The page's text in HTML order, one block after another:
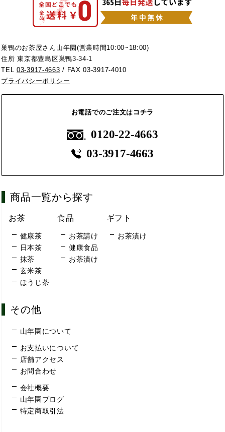
巣鴨のお茶屋さん山年園(営業時間10:00~18:00)
住所 東京都豊島区巣鴨3-34-1
TEL03-3917-4663 / FAX 03-3917-4010
プライバシーポリシー
お電話でのご注文はコチラ
0120-22-4663
03-3917-4663
商品一覧から探す
お茶
健康茶
日本茶
抹茶
玄米茶
ほうじ茶
食品
お茶請け
健康食品
お茶漬け
ギフト
お茶漬け
その他
山年園について
お支払いについて
店舗アクセス
お問合わせ
会社概要
山年園ブログ
特定商取引法